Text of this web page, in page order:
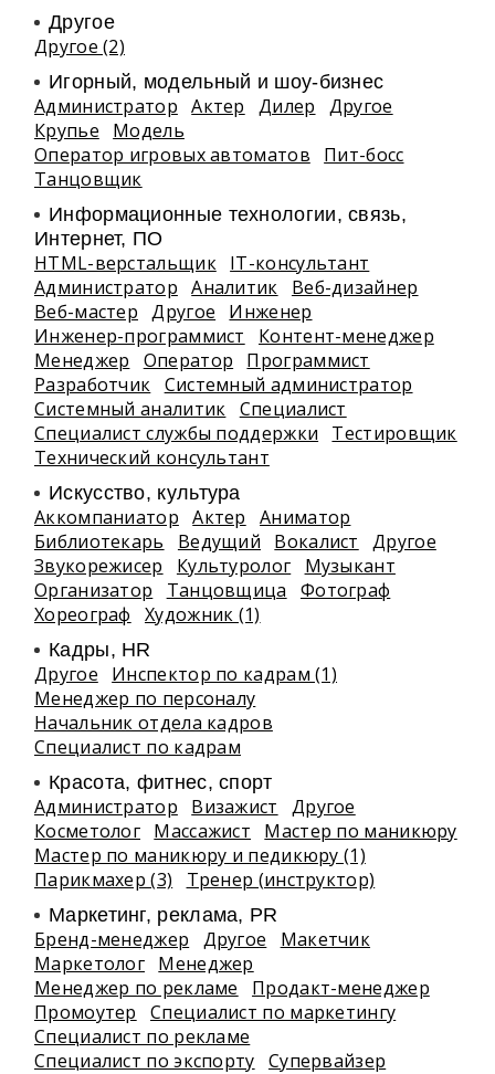
Другое
Другое (2)
Игорный, модельный и шоу-бизнес
Администратор Актер Дилер
Другое
Крупье
Модель
Оператор игровых автоматов
Пит-босс
Танцовщик
Информационные технологии, связь,
Интернет, ПО
HTML-верстальщик IT-консультант
Администратор
Аналитик
Веб-дизайнер
Веб-мастер
Другое
Инженер
Инженер-программист
Контент-менеджер
Менеджер
Оператор
Программист
Разработчик Системный администратор
Системный аналитик Специалист
Специалист службы поддержки
Тестировщик
Технический консультант
Искусство, культура
Аккомпаниатор Актер
Аниматор
Библиотекарь
Ведущий Вокалист
Другое
Звукорежисер
Культуролог
Музыкант
Организатор
Танцовщица
Фотограф
Хореограф
Художник (1)
Кадры, HR
Другое
Инспектор по кадрам (1)
Менеджер по персоналу
Начальник отдела кадров
Специалист по кадрам
Красота, фитнес, спорт
Администратор Визажист
Другое
Косметолог Массажист
Мастер по маникюру
Мастер по маникюру и педикюру (1)
Парикмахер (3)
Тренер (инструктор)
Маркетинг, реклама, PR
Бренд-менеджер Другое
Макетчик
Маркетолог Менеджер
Менеджер по рекламе
Продакт-менеджер
Промоутер
Специалист по маркетингу
Специалист по рекламе
Специалист по экспорту Супервайзер